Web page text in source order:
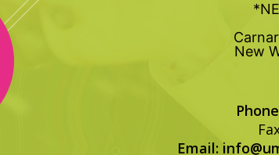
New
Email: